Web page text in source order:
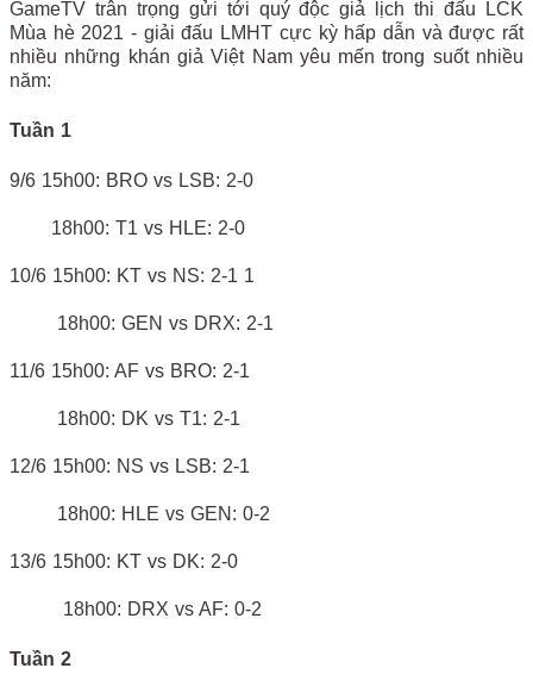
GameTV trân trọng gửi tới quý độc giả lịch thi đấu LCK
Mùa hè 2021 - giải đấu LMHT cực kỳ hấp dẫn và được rất
nhiều những khán giả Việt Nam yêu mến trong suốt nhiều
năm:
Tuần 1
9/6 15h00: BRO vs LSB: 2-0
18h00: T1 vs HLE: 2-0
10/6 15h00: KT vs NS: 2-1 1
18h00: GEN vs DRX: 2-1
11/6 15h00: AF vs BRO: 2-1
18h00: DK vs T1: 2-1
12/6 15h00: NS vs LSB: 2-1
18h00: HLE vs GEN: 0-2
13/6 15h00: KT vs DK: 2-0
18h00: DRX vs AF: 0-2
Tuần 2